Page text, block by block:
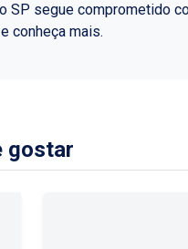
SP segue comprometido
conheça mais.
gostar